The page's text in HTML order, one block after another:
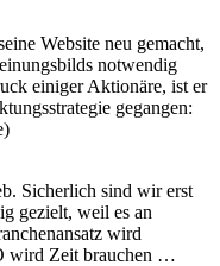
Website neu gemacht,
notwendig
einiger Aktionäre, ist er
gegangen:
Sicherlich sind wir erst
gezielt, weil es an
wird
wird Zeit brauchen …